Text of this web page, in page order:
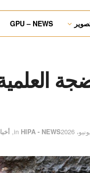
GPU – NEWS
in HIPA - NEWS
,